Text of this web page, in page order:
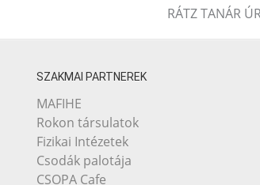
RÁTZ TANÁR
SZAKMAI PARTNEREK
MAFIHE
Rokon társulatok
Fizikai Intézetek
Csodák palotája
CSOPA Cafe